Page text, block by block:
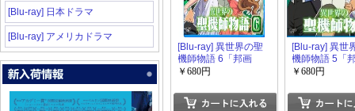
[Blu-ray] 日本ドラマ
[Blu-ray] アメリカドラマ
[Blu-ray] 異世界の聖
機師物語 6「邦画
DVD アニメ」
￥680円
[Blu-ray] 異世
機師物語 5「
DVD アニメ」
￥680円